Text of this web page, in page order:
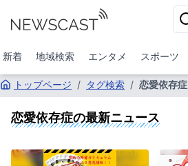
新着 地域検索 エンタメ スポーツ
トップページ / タグ検索 / 恋愛依存症
恋愛依存症の最新ニュース